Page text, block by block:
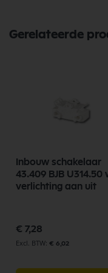
Gerelateerde
Inbouw schakelaar
43.409 BJB U314.50
verlichting aan uit
€ 7,28
€ 6,02